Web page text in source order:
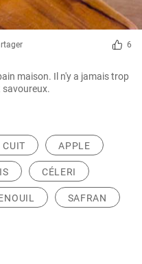
6
maison. Il n'y a jamais trop
savoureux.
CUIT APPLE
CÉLERI
SAFRAN